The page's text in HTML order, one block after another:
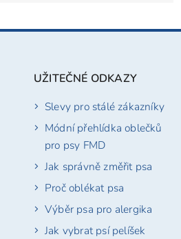
UŽITEČNÉ ODKAZY
Slevy pro stálé zákazníky
Módní přehlídka oblečků
pro psy FMD
Jak správně změřit psa
Proč oblékat psa
Výběr psa pro alergika
Jak vybrat psí pelíšek